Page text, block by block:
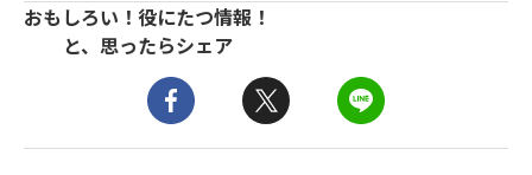
おもしろい！役にたつ情報！
と、思ったらシェア